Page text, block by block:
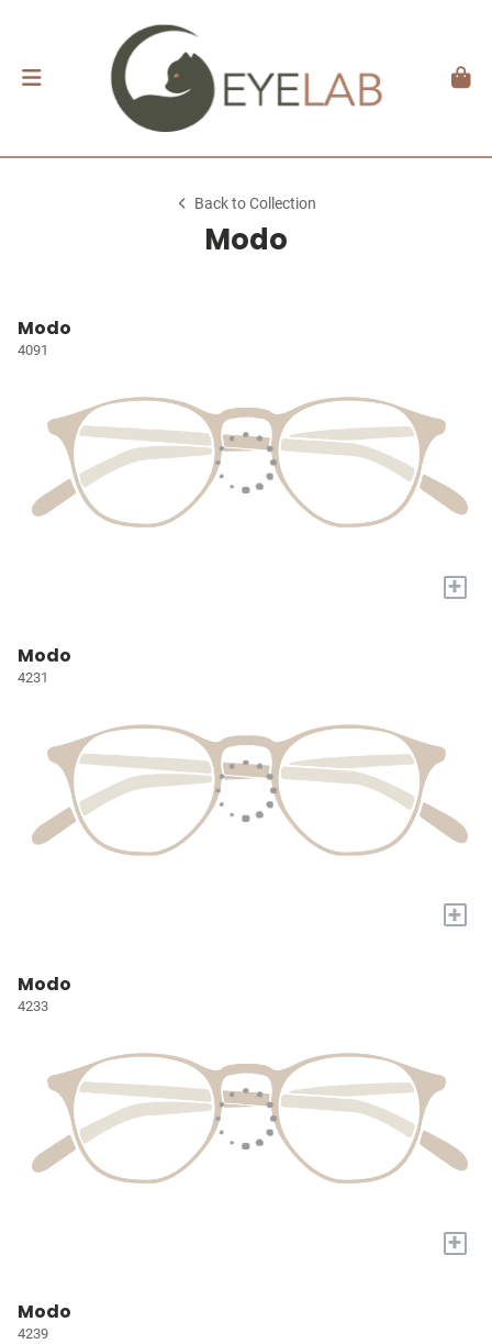
Back to Collection
Modo
Modo
4091
+
Modo
4231
+
Modo
4233
+
Modo
4239